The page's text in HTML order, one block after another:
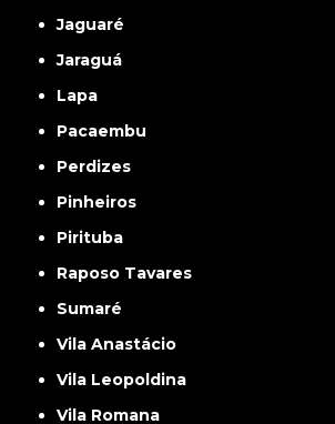
Jaguaré
Jaraguá
Lapa
Pacaembu
Perdizes
Pinheiros
Pirituba
Raposo Tavares
Sumaré
Vila Anastácio
Vila Leopoldina
Vila Romana